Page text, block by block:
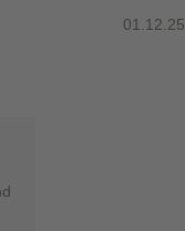
01.12.25